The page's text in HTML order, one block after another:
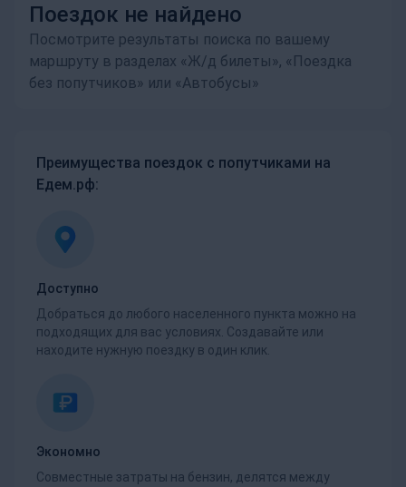
Поездок не найдено
Посмотрите результаты поиска по вашему
маршруту в разделах «Ж/д билеты», «Поездка
без попутчиков» или «Автобусы»
Преимущества поездок с попутчиками на
Едем.рф:
Доступно
Добраться до любого населенного пункта можно на
подходящих для вас условиях. Создавайте или
находите нужную поездку в один клик.
Экономно
Совместные затраты на бензин, делятся между